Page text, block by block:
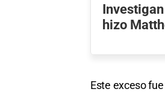
hizo
Este exceso